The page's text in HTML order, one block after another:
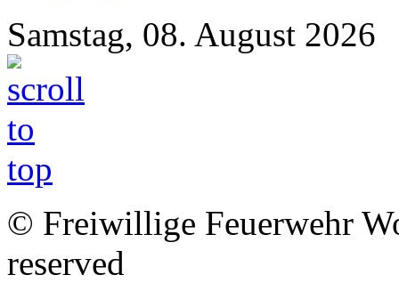
Samstag, 08. August 2026
© Freiwillige Feuerwehr
reserved